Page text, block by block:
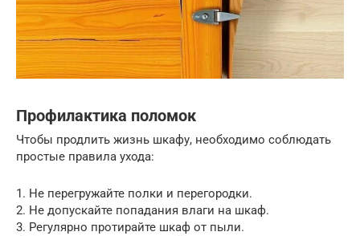
Профилактика поломок
Чтобы продлить жизнь шкафу, необходимо соблюдать
простые правила ухода:
1. Не перегружайте полки и перегородки.
2. Не допускайте попадания влаги на шкаф.
3. Регулярно протирайте шкаф от пыли.